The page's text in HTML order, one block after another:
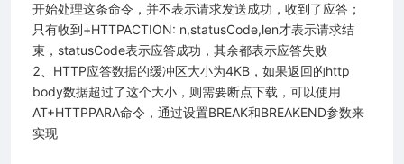
开始处理这条命令，并不表示请求发送成功，收到了应答；
只有收到+HTTPACTION: n,statusCode,len才表示请求结
束，statusCode表示应答成功，其余都表示应答失败
2、HTTP应答数据的缓冲区大小为4KB，如果返回的http
body数据超过了这个大小，则需要断点下载，可以使用
AT+HTTPPARA命令，通过设置BREAK和BREAKEND参数来
实现